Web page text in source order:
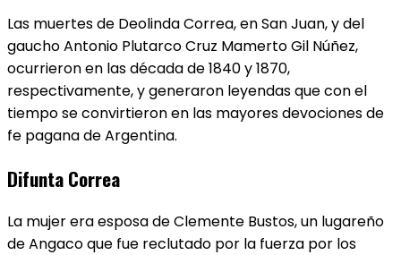
Las muertes de Deolinda Correa, en San Juan, y del
gaucho Antonio Plutarco Cruz Mamerto Gil Núñez,
ocurrieron en las década de 1840 y 1870,
respectivamente, y generaron leyendas que con el
tiempo se convirtieron en las mayores devociones de
fe pagana de Argentina.
Difunta Correa
La mujer era esposa de Clemente Bustos, un lugareño
de Angaco que fue reclutado por la fuerza por los